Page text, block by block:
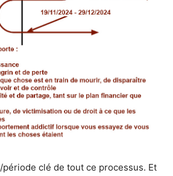
clé de tout ce processus. Et